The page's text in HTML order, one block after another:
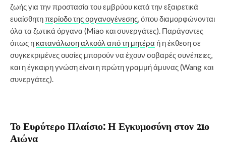
ζωής για την προστασία του εμβρύου κατά την εξαιρετικά
ευαίσθητηπερίοδο της οργανογένεσης, όπου διαμορφώνονται
όλα τα ζωτικά όργανα (Miao και συνεργάτες). Παράγοντες
όπως η κατανάλωση αλκοόλ από τη μητέρα ή η έκθεση σε
συγκεκριμένες ουσίες μπορούν να έχουν σοβαρές συνέπειες,
και η έγκαιρη γνώση είναι η πρώτη γραμμή άμυνας (Wang και
συνεργάτες).
Το Ευρύτερο Πλαίσιο: Η Εγκυμοσύνη στον 21ο
Αιώνα